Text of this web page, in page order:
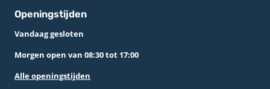
Openingstijden
Vandaag gesloten
Morgen open van 08:30 tot 17:00
Alle openingstijden